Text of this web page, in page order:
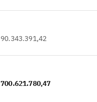
90.343.391,42
700.621.780,47